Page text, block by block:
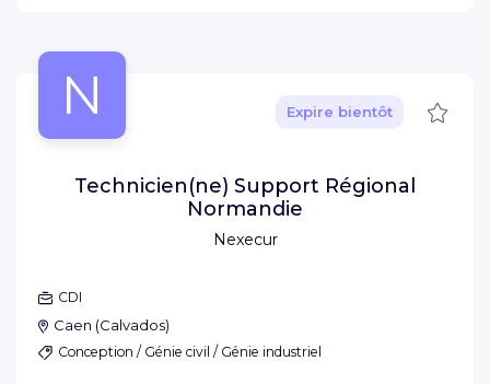
N
Nexecur
Expire bientôt
Technicien(ne) Support Régional
Normandie
CDI
Caen (Calvados)
Conception / Génie civil / Génie industriel